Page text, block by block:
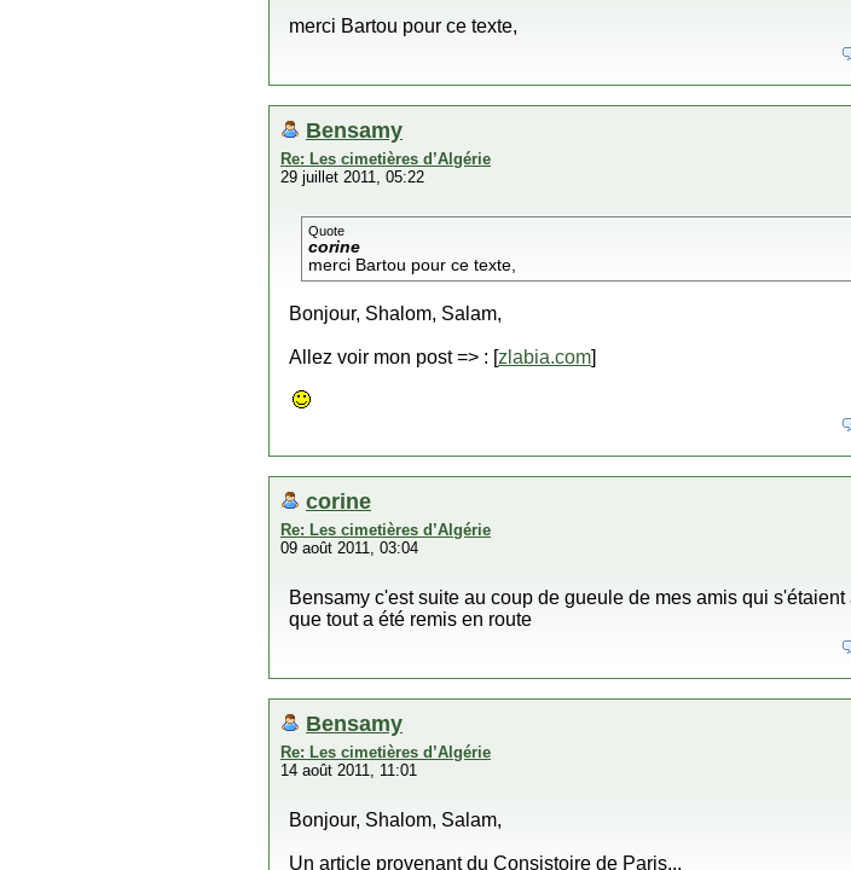
merci Bartou pour ce texte,
Bensamy
Re: Les cimetières d’Algérie
29 juillet 2011, 05:22
Quote
corine
merci Bartou pour ce texte,
Bonjour, Shalom, Salam,
Allez voir mon post => : [zlabia.com]
corine
Re: Les cimetières d’Algérie
09 août 2011, 03:04
Bensamy c'est suite au coup de gueule de mes amis qui
que tout a été remis en route
Bensamy
Re: Les cimetières d’Algérie
14 août 2011, 11:01
Bonjour, Shalom, Salam,
Un article provenant du Consistoire de Paris...